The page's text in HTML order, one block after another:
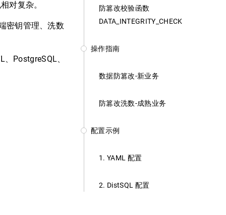
对复杂。
密钥管理、洗数
PostgreSQL、
防篡改校验函数
DATA_INTEGRITY_CHECK
操作指南
数据防篡改-新业务
防篡改洗数-成熟业务
配置示例
1. YAML 配置
2. DistSQL 配置